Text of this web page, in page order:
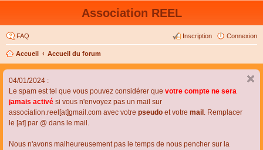
Association REEL
FAQ Connexion
Inscription
Accueil Accueil du forum
04/01/2024 :
Le spam est tel que vous pouvez considérer que votre compte ne sera
jamais activé si vous n'envoyez pas un mail sur
association.reel[at]gmail.com avec votre pseudo et votre mail . Remplacer
le [at] par @ dans le mail.
Nous n'avons malheureusement pas le temps de nous pencher sur la